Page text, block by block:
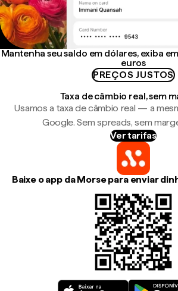
Mantenha seu saldo em dólares, exiba
euros
PREÇOS JUSTOS
Taxa de câmbio real, sem
Usamos a taxa de câmbio real — a
Google. Sem spreads, sem
Ver tarifas
Baixe o app da Morse para enviar